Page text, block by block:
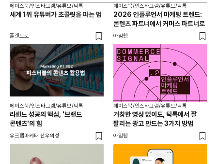
페이스북/인스타그램/유튜브/틱톡
세계 1위 유튜버가 초콜릿을 파는 법
플랜브로
페이스북/인스타그램/유튜브/틱톡
2026 인플루언서 마케팅 트렌드:
콘텐츠 파트너에서 커머스 파트너로
아임웹
페이스북/인스타그램/유튜브/틱톡
리센느 성공의 핵심, '브랜드
콘텐츠'의 힘
유크랩마케터 선우의성
페이스북/인스타그램/유튜브/틱톡
거창한 영상 없이도, 틱톡에서 잘
팔리는 광고 만드는 3가지 방법
아임웹